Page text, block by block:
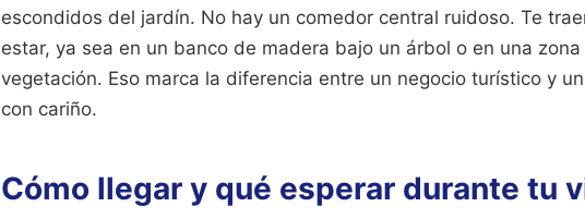
escondidos del jardín. No hay un comedor central ruidoso. Te
estar, ya sea en un banco de madera bajo un árbol o en una
vegetación. Eso marca la diferencia entre un negocio turístico y
con cariño.
Cómo llegar y qué esperar durante tu